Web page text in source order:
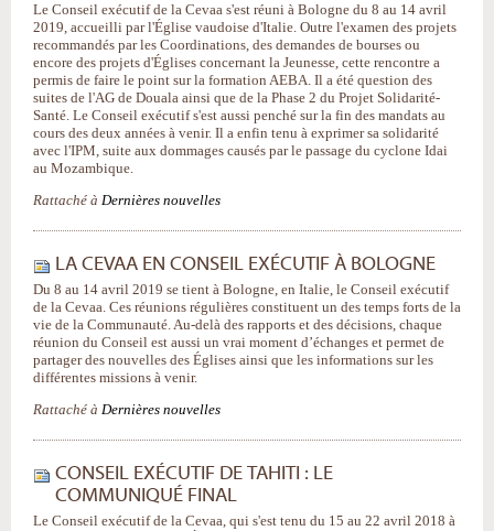
Le Conseil exécutif de la Cevaa s'est réuni à Bologne du 8 au 14 avril
2019, accueilli par l'Église vaudoise d'Italie. Outre l'examen des projets
recommandés par les Coordinations, des demandes de bourses ou
encore des projets d'Églises concernant la Jeunesse, cette rencontre a
permis de faire le point sur la formation AEBA. Il a été question des
suites de l'AG de Douala ainsi que de la Phase 2 du Projet Solidarité-
Santé. Le Conseil exécutif s'est aussi penché sur la fin des mandats au
cours des deux années à venir. Il a enfin tenu à exprimer sa solidarité
avec l'IPM, suite aux dommages causés par le passage du cyclone Idai
au Mozambique.
Rattaché à Dernières nouvelles
LA CEVAA EN CONSEIL EXÉCUTIF À BOLOGNE
Du 8 au 14 avril 2019 se tient à Bologne, en Italie, le Conseil exécutif
de la Cevaa. Ces réunions régulières constituent un des temps forts de la
vie de la Communauté. Au-delà des rapports et des décisions, chaque
réunion du Conseil est aussi un vrai moment d’échanges et permet de
partager des nouvelles des Églises ainsi que les informations sur les
différentes missions à venir.
Rattaché à Dernières nouvelles
CONSEIL EXÉCUTIF DE TAHITI : LE
COMMUNIQUÉ FINAL
Le Conseil exécutif de la Cevaa, qui s'est tenu du 15 au 22 avril 2018 à